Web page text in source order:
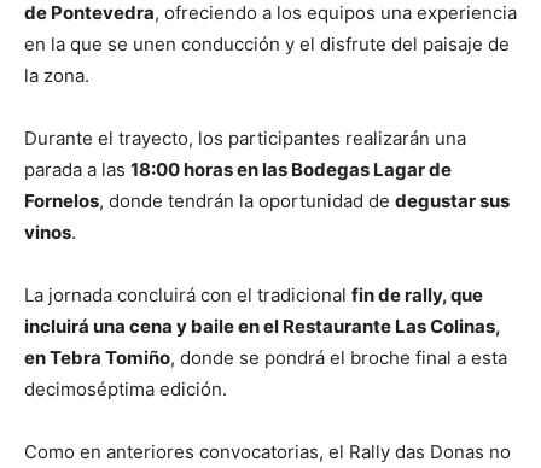
de Pontevedra, ofreciendo a los equipos una experiencia
en la que se unen conducción y el disfrute del paisaje de
la zona.
Durante el trayecto, los participantes realizarán una
parada a las 18:00 horas en las Bodegas Lagar de
Fornelos, donde tendrán la oportunidad de degustar sus
vinos.
La jornada concluirá con el tradicional fin de rally, que
incluirá una cena y baile en el Restaurante Las Colinas,
en Tebra Tomiño, donde se pondrá el broche final a esta
decimoséptima edición.
Como en anteriores convocatorias, el Rally das Donas no